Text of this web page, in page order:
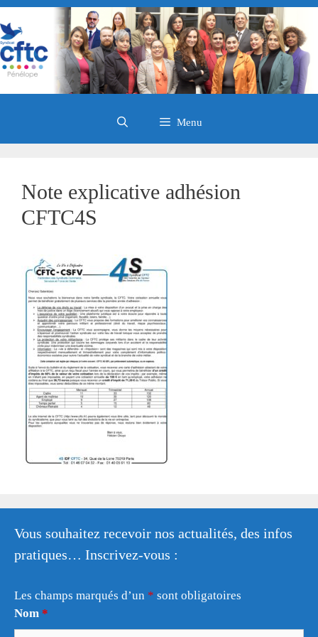
Aller
au
contenu
Menu
Note explicative adhésion
CFTC4S
Vous souhaitez recevoir nos actualités, des infos
pratiques… Inscrivez-vous :
Les champs marqués d’un * sont obligatoires
Nom *